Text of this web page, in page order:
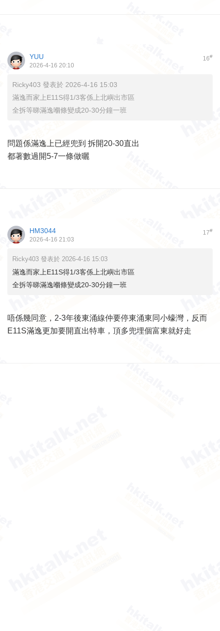
16#
YUU
2026-4-16 20:10
Ricky403 發表於 2026-4-16 15:03
滿逸而家上E11S得1/3客係上北嶼出市區
全拆等睇滿逸嗰條變成20-30分鐘一班
問題係滿逸上已經兜到 拆開20-30直出
都著數過開5-7一條做曬
17#
HM3044
2026-4-16 21:03
Ricky403 發表於 2026-4-16 15:03
滿逸而家上E11S得1/3客係上北嶼出市區
全拆等睇滿逸嗰條變成20-30分鐘一班
唔係幾同意，2-3年後東涌線仲要停東涌東同小蠔灣，反而
E11S滿逸更加要開直出特車，頂多兜埋個富東就好走